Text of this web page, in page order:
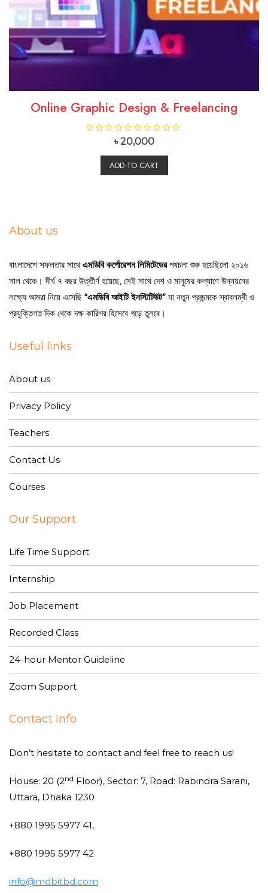
Online Graphic Design & Freelancing
R
a
d
0
৳20,000
ADD TO CART
About us
বাংলাদেশে সফলতার সাথেএমডিবি কর্পোরেশন লিমিটেডেরপথচলা শুরু হয়েছিলো ২০১৬
সাল থেকে। দীর্ঘ ৭ বছর উত্তীর্ণ হয়েছে, সেই সাথে দেশ ও মানুষের কল্যাণে উন্নয়নের
লক্ষ্যে আমরা নিয়ে এসেছি “এমডিবি আইটি ইনস্টিটিউট” যা নতুন প্রজন্মকে স্বাবলম্বী ও
প্রযুক্তিগত দিক থেকে দক্ষ কারিগর হিসেবে গড়ে তুলবে।
Useful links
About us
Privacy Policy
Teachers
Contact Us
Courses
Our Support
Life Time Support
Internship
Job Placement
Recorded Class
24-hour Mentor Guideline
Zoom Support
Contact Info
Don’t hesitate to contact and feel free to reach us!
House: 20 (2nd Floor), Sector: 7, Road: Rabindra Sarani,
Uttara, Dhaka 1230
+880 1995 5977 41,
+880 1995 5977 42
info@mdbitbd.com